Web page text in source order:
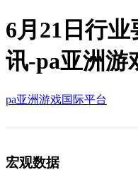
6月21日行
讯-pa亚洲游
pa亚洲游戏国际平台
宏观数据